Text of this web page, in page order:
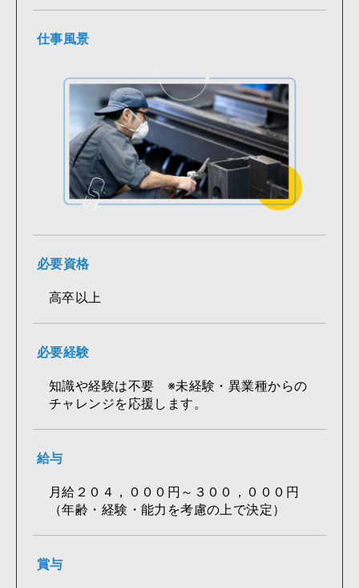
仕事風景
必要資格
高卒以上
必要経験
知識や経験は不要 ※未経験・異業種からの
チャレンジを応援します。
給与
月給２０４，０００円～３００，０００円
（年齢・経験・能力を考慮の上で決定）
賞与